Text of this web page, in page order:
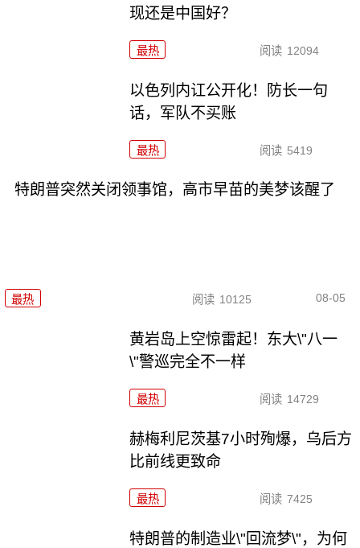
现还是中国好？
最热 阅读 12094
以色列内讧公开化！防长一句
话，军队不买账
最热 阅读 5419
特朗普突然关闭领事馆，高市早苗的美梦该醒了
最热 阅读 10125 08-05
黄岩岛上空惊雷起！东大\"八一
\"警巡完全不一样
最热 阅读 14729
赫梅利尼茨基7小时殉爆，乌后方
比前线更致命
最热 阅读 7425
特朗普的制造业\"回流梦\"，为何